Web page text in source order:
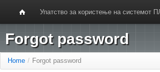
Упатство за користење на системот
Forgot password
Home / Forgot password